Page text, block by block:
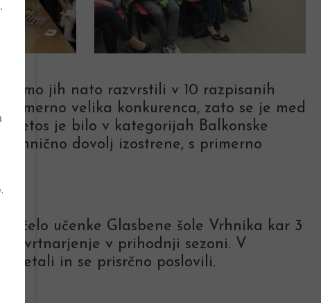
smo jih nato razvrstili v 10 razpisanih
velika konkurenca, zato se je med
Letos je bilo v kategorijah Balkonske
dovolj izostrene, s primerno
učenke Glasbene šole Vrhnika kar 3
vrtnarjenje v prihodnji sezoni. V
in se prisrčno poslovili.